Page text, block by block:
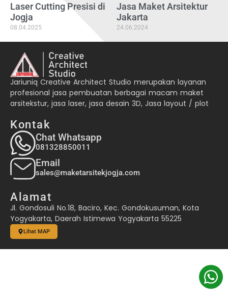
Laser Cutting Presisi di
Jogja
08.04.2025
Jasa Maket Arsitektur
Jakarta
24.06.2024
Jariuniq Creative Architect Studio merupakan layanan
profesional jasa pembuatan berbagai macam maket
arsitekstur, jasa laser, jasa desain 3D, Jasa layout / plot
Kontak
Chat Whatsapp
081328850011
Email
sales@maketarsitekjogja.com
Alamat
Jl. Gondosuli No.18, Baciro, Kec. Gondokusuman, Kota
Yogyakarta, Daerah Istimewa Yogyakarta 55225
Lihat MAP